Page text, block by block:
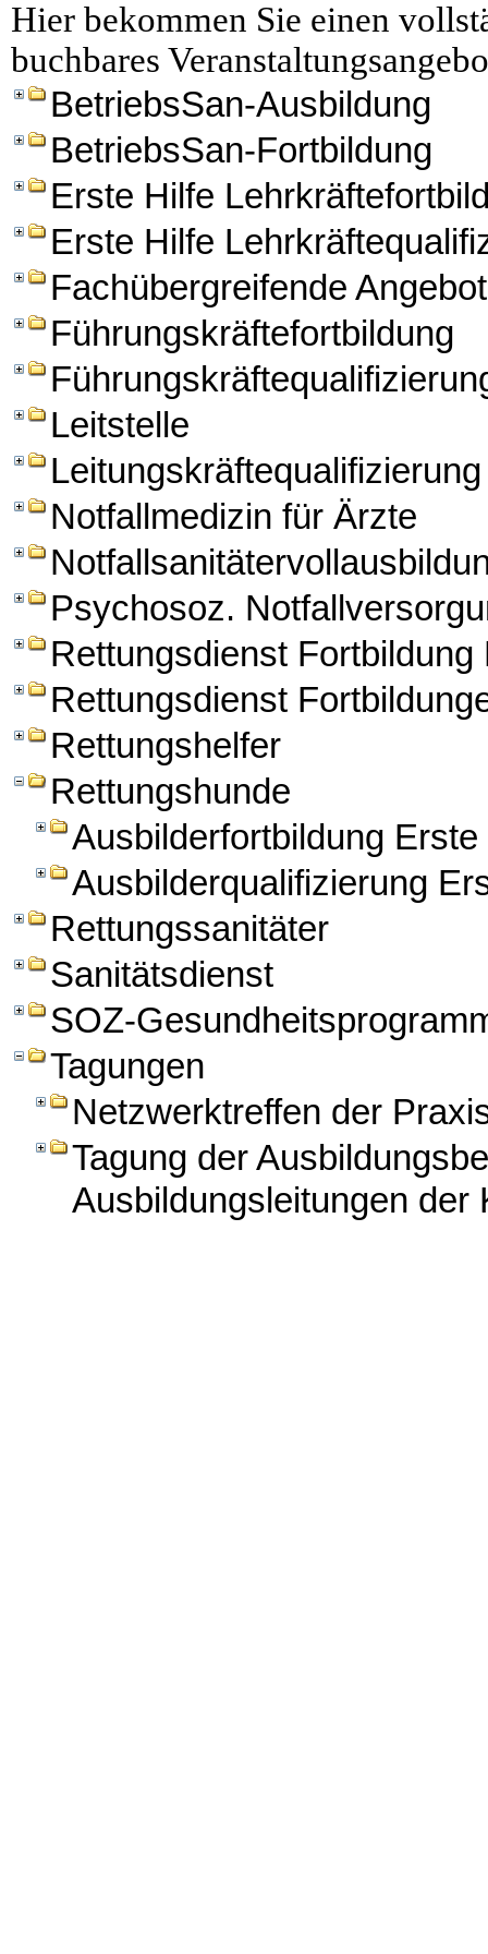
Hier bekommen Sie einen
buchbares
BetriebsSan-Ausbildung
BetriebsSan-Fortbildung
Erste Hilfe
Erste Hilfe
Fachübergreifende
Führungskräftefortbildung
Leitstelle
Leitungskräftequalifizierung
Notfallmedizin für Ärzte
Psychosoz.
Rettungsdienst Fortbildung
Rettungsdienst
Rettungshelfer
Rettungshunde
Ausbilderfortbildung
Ausbilderqualifizierung
Rettungssanitäter
Sanitätsdienst
SOZ-
Tagungen
Netzwerktreffen der
Tagung der
Ausbildungsleitungen der